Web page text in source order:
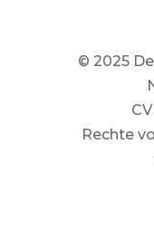
© 2025
­Rechte